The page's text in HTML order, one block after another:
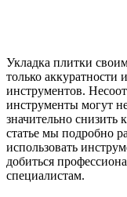
Укладка плитки
только аккуратности
инструментов.
инструменты могут
значительно снизить
статье мы подробно
использовать
добиться
специалистам.